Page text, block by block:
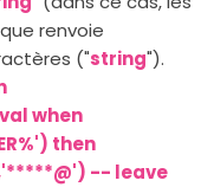
renvoie
("string").
when
then
-- leave